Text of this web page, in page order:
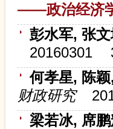
——政治经济
彭水军, 张
20160301
何孝星, 陈
财政研究
梁若冰, 席